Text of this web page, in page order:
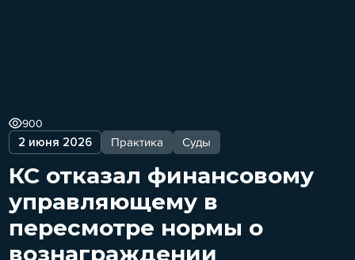
2 июня 2026 Практика Суды
900
КС отказал финансовому
управляющему в
пересмотре нормы о
вознаграждении